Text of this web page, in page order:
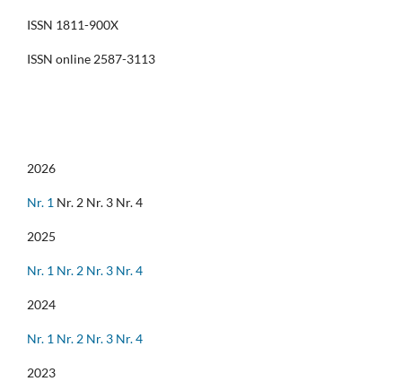
ISSN 1811-900X
ISSN online 2587-3113
2026
Nr. 1 Nr. 2 Nr. 3 Nr. 4
2025
Nr. 1 Nr. 2 Nr. 3 Nr. 4
2024
Nr. 1 Nr. 2 Nr. 3 Nr. 4
2023